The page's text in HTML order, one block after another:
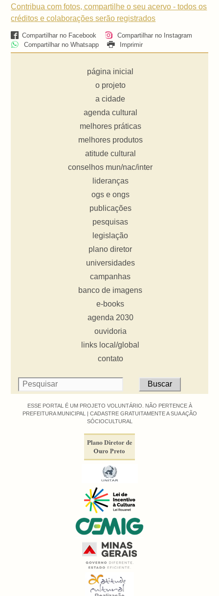
Contribua com fotos, compartilhe o seu acervo - todos os
créditos e colaborações serão registrados
Compartilhar no Facebook
Compartilhar no Instagram
Compartilhar no Whatsapp
Imprimir
página inicial
o projeto
a cidade
agenda cultural
melhores práticas
melhores produtos
atitude cultural
conselhos mun/nac/inter
lideranças
ogs e ongs
publicações
pesquisas
legislação
plano diretor
universidades
campanhas
banco de imagens
e-books
agenda 2030
ouvidoria
links local/global
contato
ESSE PORTAL É UM PROJETO VOLUNTÁRIO. NÃO PERTENCE À
PREFEITURA MUNICIPAL | CADASTRE GRATUITAMENTE A SUA AÇÃO
SÓCIOCULTURAL